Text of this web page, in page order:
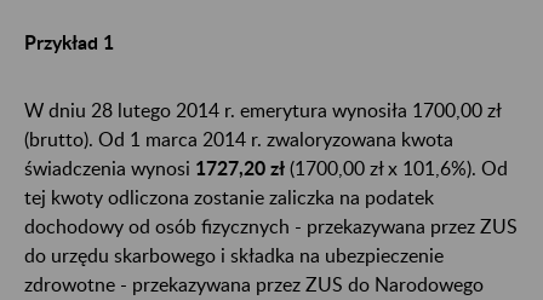
Przykład 1
W dniu 28 lutego 2014 r. emerytura wynosiła 1700,00 zł
(brutto). Od 1 marca 2014 r. zwaloryzowana kwota
świadczenia wynosi 1727,20 zł (1700,00 zł x 101,6%). Od
tej kwoty odliczona zostanie zaliczka na podatek
dochodowy od osób fizycznych - przekazywana przez ZUS
do urzędu skarbowego i składka na ubezpieczenie
zdrowotne - przekazywana przez ZUS do Narodowego